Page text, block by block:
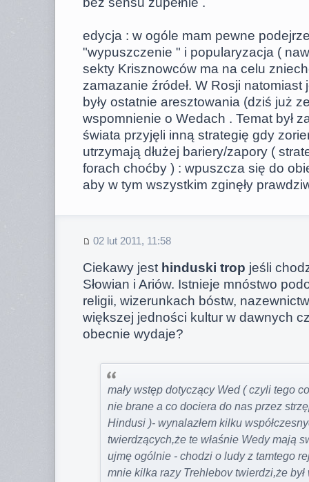
edycja : w ogóle mam pewne
"wypuszczenie " i popularyzacja (
sekty Krisznowców ma na celu
zamazanie źródeł. W Rosji
były ostatnie aresztowania (dziś już
wspomnienie o Wedach . Temat był
świata przyjęli inną strategię gdy
utrzymają dłużej bariery/zapory (
forach choćby ) : wpuszcza się do
aby w tym wszystkim zginęły
02 lut 2011, 11:58
Ciekawy jest hinduski trop jeśli
Słowian i Ariów. Istnieje mnóstwo
religii, wizerunkach bóstw,
większej jedności kultur w dawnych
obecnie wydaje?
mały wstęp dotyczący Wed ( czyli tego
nie brane a co dociera do nas przez
Hindusi )- wynalazłem kilku
twierdzących,że te właśnie Wedy mają
ujmę ogólnie - chodzi o ludy z tamtego
mnie kilka razy Trehlebov twierdzi,że